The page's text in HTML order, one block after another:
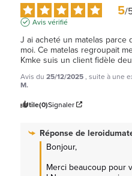
5/
Avis vérifié
J ai acheté un matelas
moi. Ce matelas regroupait
Kmke suis un client fidèle
Avis du 25/12/2025, suite à une
M.
Utile(0)Signaler
Réponse de
Bonjour,
Merci beaucoup pour